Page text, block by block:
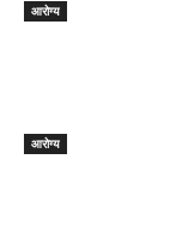
आरोग्य
आरोग्य